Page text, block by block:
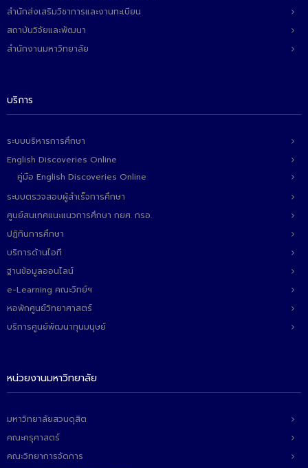
สำนักส่งเสริมวิชาการและงานทะเบียน
สถาบันวิจัยและพัฒนา
สำนักงานมหาวิทยาลัย
บริการ
ระบบบริหารการศึกษา
English Discoveries Online
คู่มือ English Discoveries Online
ระบบตรวจสอบผู้สำเร็จการศึกษา
ศูนย์สนเทศแนะแนวการศึกษา กยศ. กรอ.
ปฏิทินการศึกษา
บริการด้านไอที
ฐานข้อมูลออนไลน์
e-Learning คณะวิทย์ฯ
หอพักศูนย์วิทยาศาสตร์
บริการศูนย์พัฒนาทุนมนุษย์
หน่วยงานมหาวิทยาลัย
มหาวิทยาลัยสวนดุสิต
คณะครุศาสตร์
คณะวิทยาการจัดการ